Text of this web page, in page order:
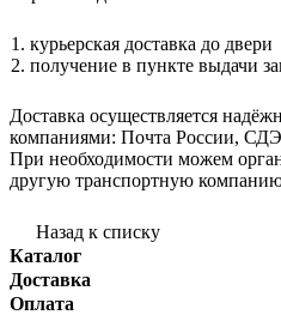
курьерская доставка до двери
получение в пункте выдачи
Доставка осуществляется
компаниями: Почта России,
При необходимости можем
другую транспортную
Назад к списку
Каталог
Доставка
Оплата